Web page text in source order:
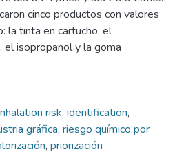
cinco productos con valores
la tinta en cartucho, el
isopropanol y la goma
risk, identification,
gráfica, riesgo químico por
, priorización